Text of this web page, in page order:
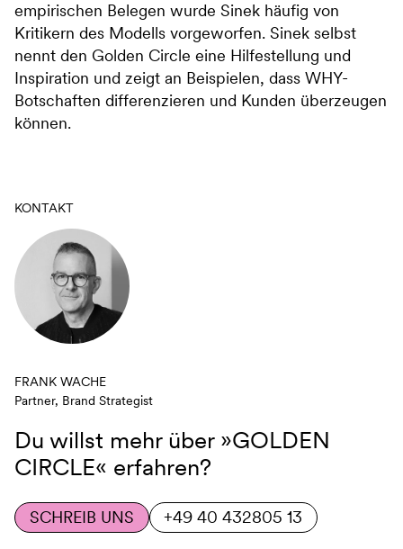
empirischen Belegen wurde Sinek häufig von
Kritikern des Modells vorgeworfen. Sinek selbst
nennt den Golden Circle eine Hilfestellung und
Inspiration und zeigt an Beispielen, dass WHY-
Botschaften differenzieren und Kunden überzeugen
können.
KONTAKT
FRANK WACHE
Partner, Brand Strategist
Du willst mehr über »GOLDEN
CIRCLE« erfahren?
SCHREIB UNS +49 40 432805 13